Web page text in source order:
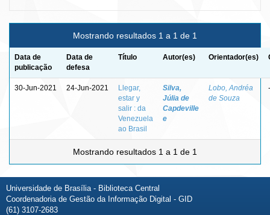
Mostrando resultados 1 a 1 de 1
Data de
publicação
Data de
defesa
Título Autor(es) Orientador(es)
30-Jun-2021 24-Jun-2021
Llegar,
estar y
salir : da
Venezuela
ao Brasil
Silva,
Júlia de
Capdeville
e
Lobo, Andréa
de Souza
-
Mostrando resultados 1 a 1 de 1
Universidade de Brasília - Biblioteca Central
Coordenadoria de Gestão da Informação Digital - GID
(61) 3107-2683